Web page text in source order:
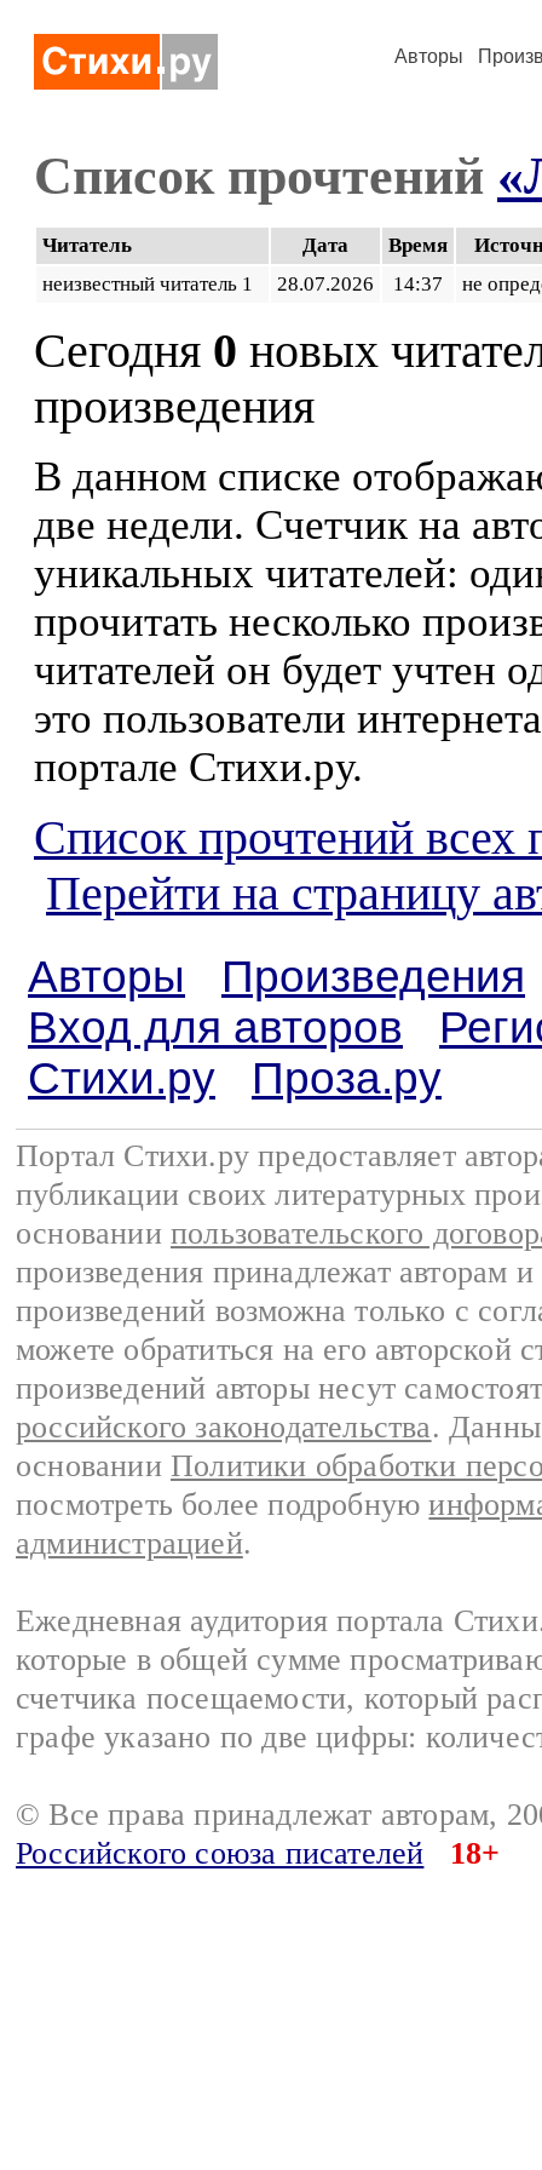
Авторы
Список прочтений
Читатель Дата Время
неизвестный читатель 1
28.07.2026 14:37 не
Сегодня 0 новых
произведения
В данном списке
две недели. Счетчик на
уникальных читателей:
прочитать несколько
читателей он будет учтен
это пользователи
портале Стихи.ру.
Список прочтений всех
Перейти на страницу
Авторы
Произведения
Вход для авторов
Стихи.ру
Проза.ру
Портал Стихи.ру предоставляет
публикации своих литературных
основании пользовательского
произведения принадлежат авторам
произведений возможна только с
можете обратиться на его авторской
произведений авторы несут
российского законодательства.
основании Политики обработки
посмотреть более подробную
администрацией.
Ежедневная аудитория портала
которые в общей сумме
счетчика посещаемости, который
графе указано по две цифры:
© Все права принадлежат авторам,
Российского союза писателей
18+